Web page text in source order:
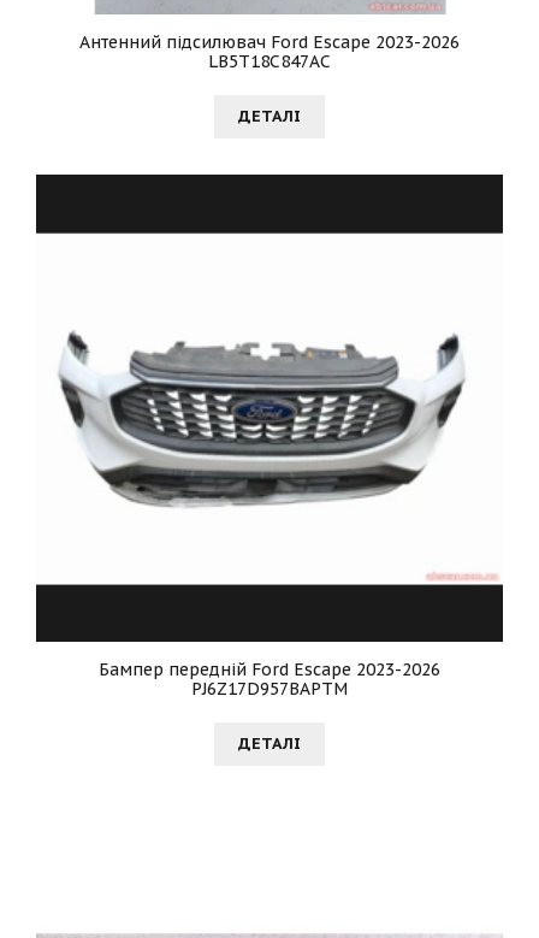
Антенний підсилювач Ford Escape 2023-2026
LB5T18C847AC
ДЕТАЛI
Бампер передній Ford Escape 2023-2026
PJ6Z17D957ВAPTM
ДЕТАЛI